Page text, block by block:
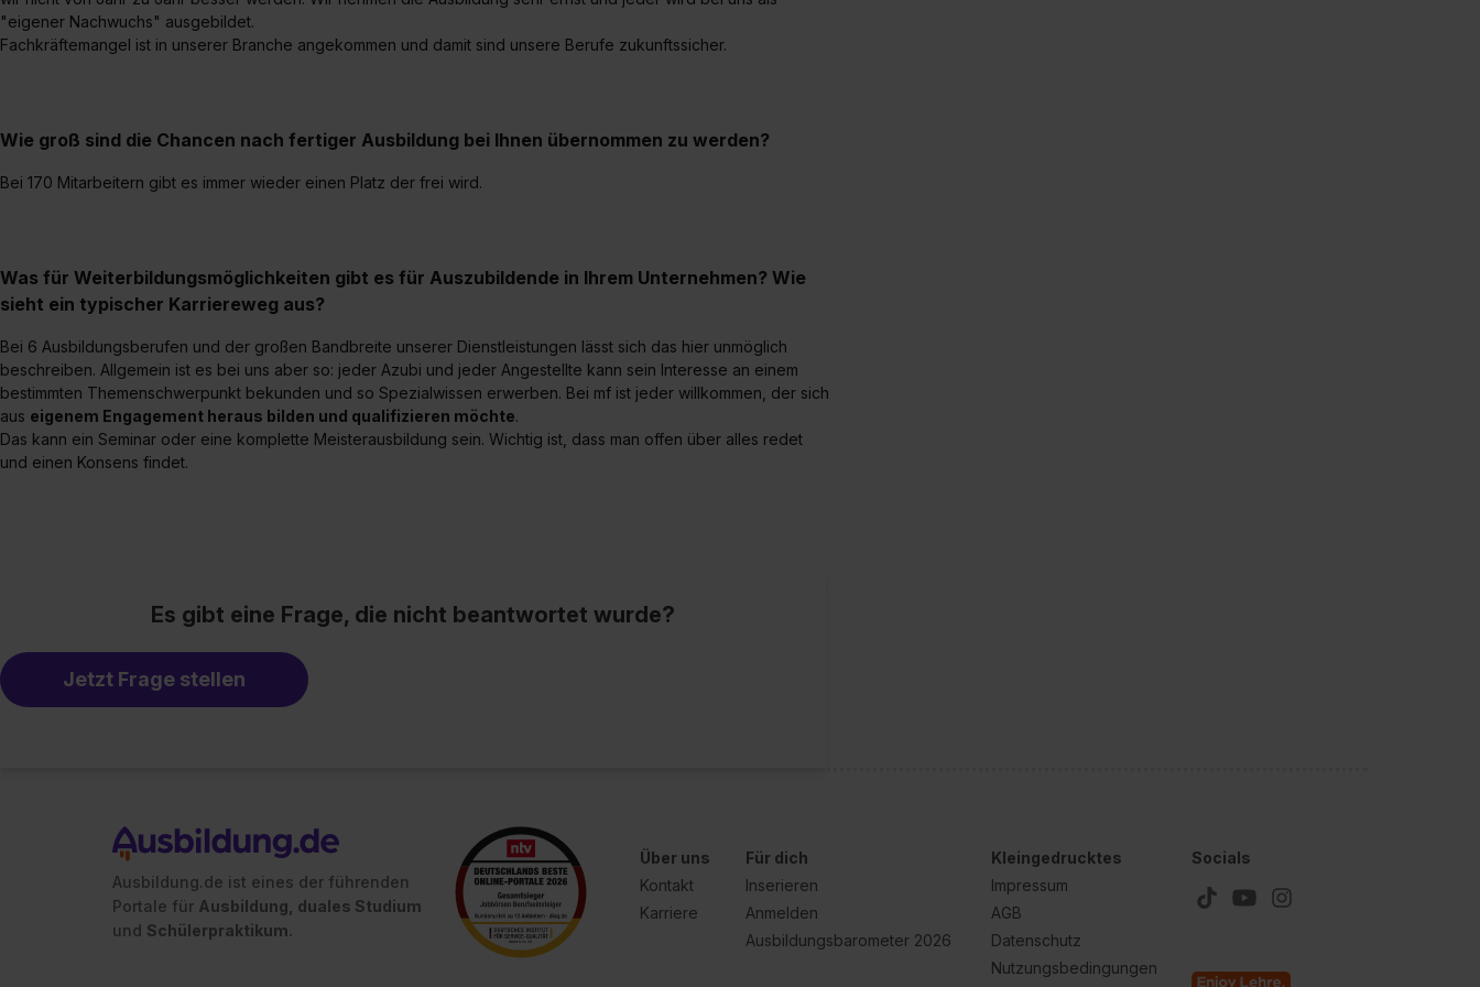
"eigener Nachwuchs" ausgebildet.
Fachkräftemangel ist in unserer Branche angekommen und damit sind unsere Berufe zukunftssicher.
Wie groß sind die Chancen nach fertiger Ausbildung bei Ihnen übernommen zu werden?
Bei 170 Mitarbeitern gibt es immer wieder einen Platz der frei wird.
Was für Weiterbildungsmöglichkeiten gibt es für Auszubildende in Ihrem Unternehmen? Wie
sieht ein typischer Karriereweg aus?
Bei 6 Ausbildungsberufen und der großen Bandbreite unserer Dienstleistungen lässt sich das hier unmöglich
beschreiben. Allgemein ist es bei uns aber so: jeder Azubi und jeder Angestellte kann sein Interesse an einem
bestimmten Themenschwerpunkt bekunden und so Spezialwissen erwerben. Bei mf ist jeder willkommen, der sich
aus eigenem Engagement heraus bilden und qualifizieren möchte.
Das kann ein Seminar oder eine komplette Meisterausbildung sein. Wichtig ist, dass man offen über alles redet
und einen Konsens findet.
Es gibt eine Frage, die nicht beantwortet wurde?
Jetzt Frage stellen
Ausbildung.de ist eines der führenden
Portale für Ausbildung, duales Studium
und Schülerpraktikum.
Über uns
Kontakt
Karriere
Für dich
Inserieren
Anmelden
Ausbildungsbarometer 2026
Kleingedrucktes
Impressum
AGB
Datenschutz
Nutzungsbedingungen
Socials